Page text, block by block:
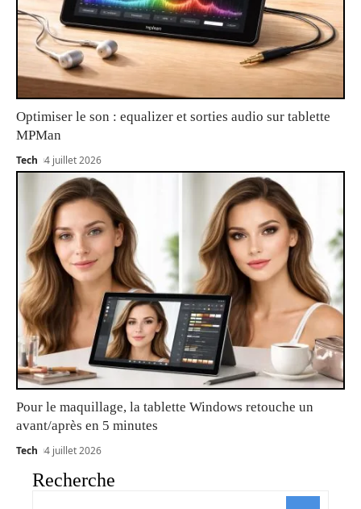
Optimiser le son : equalizer et sorties audio sur tablette
MPMan
Tech 4 juillet 2026
Pour le maquillage, la tablette Windows retouche un
avant/après en 5 minutes
Tech 4 juillet 2026
Recherche